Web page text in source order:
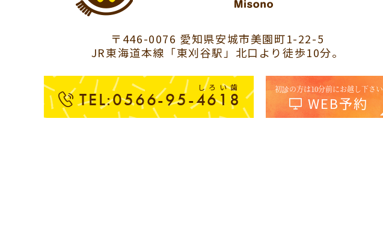
〒446-0076 愛知県安城市美園町1-22-5
JR東海道本線「東刈谷駅」北口より徒歩10分。
しろい歯
TEL:0566-95-4618
初診の方は10分前にお越し下さい
WEB予約